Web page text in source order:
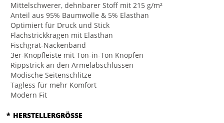
Mittelschwerer, dehnbarer Stoff mit 215 g/m²
Anteil aus 95% Baumwolle & 5% Elasthan
Optimiert für Druck und Stick
Flachstrickkragen mit Elasthan
Fischgrät-Nackenband
3er-Knopfleiste mit Ton-in-Ton Knöpfen
Rippstrick an den Ärmelabschlüssen
Modische Seitenschlitze
Tagless für mehr Komfort
Modern Fit
* HERSTELLERGRÖSSE